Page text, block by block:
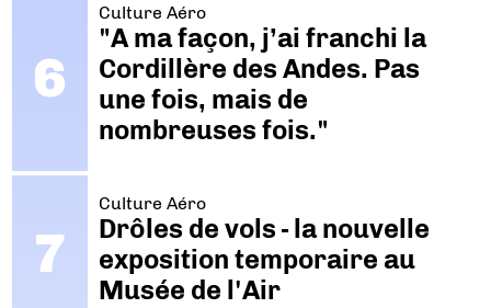
Culture Aéro
"A ma façon, j’ai franchi la
Cordillère des Andes. Pas
une fois, mais de
nombreuses fois."
Culture Aéro
Drôles de vols - la nouvelle
exposition temporaire au
Musée de l'Air